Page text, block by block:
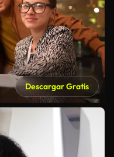
Descargar Gratis